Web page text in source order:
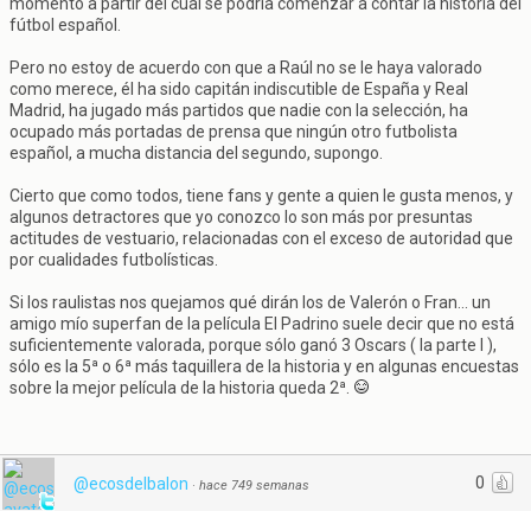
fútbol español.
Pero no estoy de acuerdo con que a Raúl no se le haya valorado
como merece, él ha sido capitán indiscutible de España y Real
Madrid, ha jugado más partidos que nadie con la selección, ha
ocupado más portadas de prensa que ningún otro futbolista
español, a mucha distancia del segundo, supongo.
Cierto que como todos, tiene fans y gente a quien le gusta menos, y
algunos detractores que yo conozco lo son más por presuntas
actitudes de vestuario, relacionadas con el exceso de autoridad que
por cualidades futbolísticas.
Si los raulistas nos quejamos qué dirán los de Valerón o Fran... un
amigo mío superfan de la película El Padrino suele decir que no está
suficientemente valorada, porque sólo ganó 3 Oscars ( la parte I ),
sólo es la 5ª o 6ª más taquillera de la historia y en algunas encuestas
sobre la mejor película de la historia queda 2ª.
0
@ecosdelbalon · hace 749 semanas